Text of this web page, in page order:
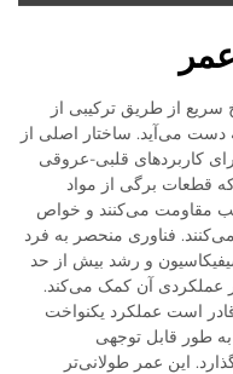
سریع از طریق ترکیبی از
دست می‌آید. ساختار اصلی از
کاربردهای قلبی-عروقی
که قطعات برگی از مواد
مقاومت می‌کنند و خواص
فناوری منحصر به فرد
و رشد بیش از حد
عملکردی آن کمک می‌کند.
است عملکرد یکنواخت
طور قابل توجهی
این عمر طولانی‌تر